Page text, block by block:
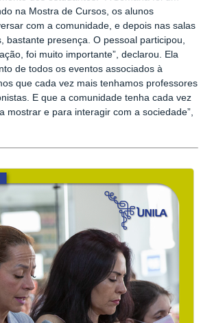
na Mostra de Cursos, os alunos
com a comunidade, e depois nas salas
bastante presença. O pessoal participou,
foi muito importante”, declarou. Ela
de todos os eventos associados à
que cada vez mais tenhamos professores
E que a comunidade tenha cada vez
mostrar e para interagir com a sociedade”,